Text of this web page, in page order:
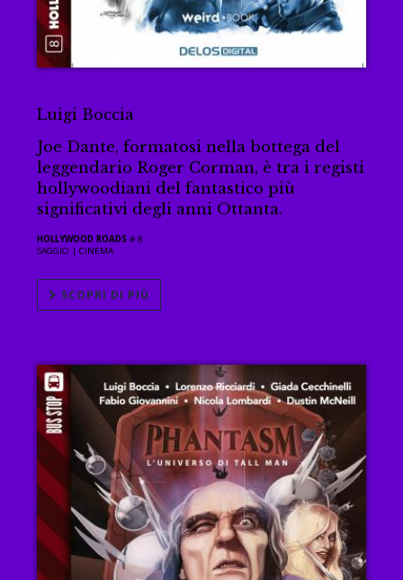
Luigi Boccia
Joe Dante, formatosi nella bottega del
leggendario Roger Corman, è tra i registi
hollywoodiani del fantastico più
significativi degli anni Ottanta.
HOLLYWOOD ROADS # 8
SAGGIO |CINEMA
SCOPRI DI PIÙ